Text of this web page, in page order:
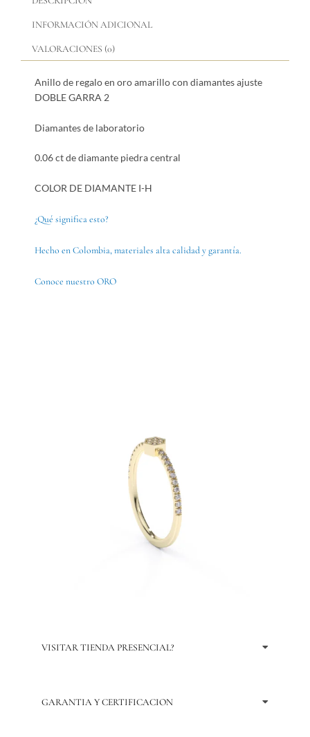
INFORMACIÓN ADICIONAL
VALORACIONES (0)
Anillo de regalo en oro amarillo con diamantes ajuste
DOBLE GARRA 2
Diamantes de laboratorio
0.06 ct de diamante piedra central
COLOR DE DIAMANTE I-H
¿Qué significa esto?
Hecho en Colombia, materiales alta calidad y garantía.
Conoce nuestro ORO
VISITAR TIENDA PRESENCIAL?
GARANTIA Y CERTIFICACION